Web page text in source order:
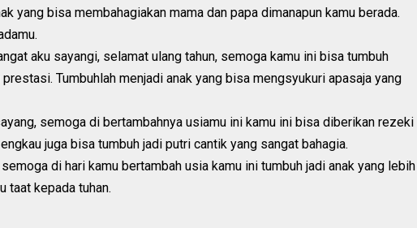
yang bisa membahagiakan mama dan papa dimanapun kamu berada.
aku sayangi, selamat ulang tahun, semoga kamu ini bisa tumbuh
Tumbuhlah menjadi anak yang bisa mengsyukuri apasaja yang
semoga di bertambahnya usiamu ini kamu ini bisa diberikan rezeki
juga bisa tumbuh jadi putri cantik yang sangat bahagia.
di hari kamu bertambah usia kamu ini tumbuh jadi anak yang lebih
taat kepada tuhan.